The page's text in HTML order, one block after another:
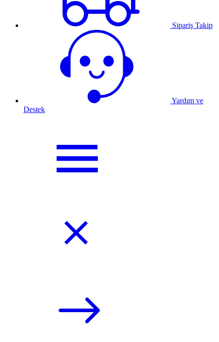
Sipariş Takip
Yardım ve
Destek